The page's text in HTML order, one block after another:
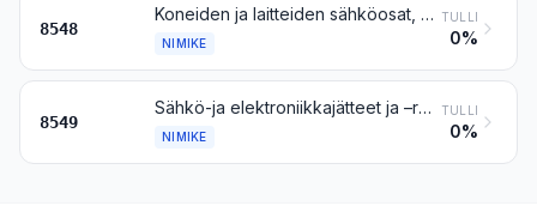
8548
Koneiden ja laitteiden sähköosat, muualle tähän ryhmään kuulumattomat
NIMIKE
TULLI
0%
8549
Sähkö-ja elektroniikkajätteet ja –romu
NIMIKE
TULLI
0%